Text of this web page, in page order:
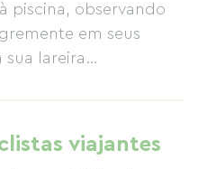
piscina, observando
em seus
sua lareira
viga com cabeça
será rapidamente
viajantes